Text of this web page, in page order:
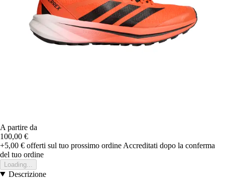
A partire da
100,00 €
+5,00 € offerti sul tuo prossimo ordine Accreditati dopo la conferma
del tuo ordine
Loading...
Descrizione